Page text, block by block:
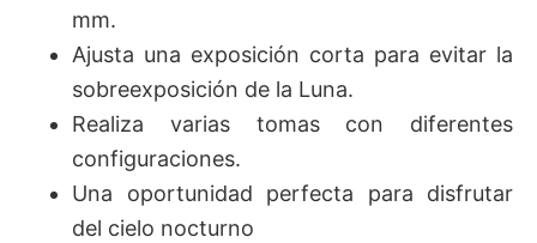
mm.
Ajusta una exposición corta para evitar la
sobreexposición de la Luna.
Realiza varias tomas con diferentes
configuraciones.
Una oportunidad perfecta para disfrutar
del cielo nocturno